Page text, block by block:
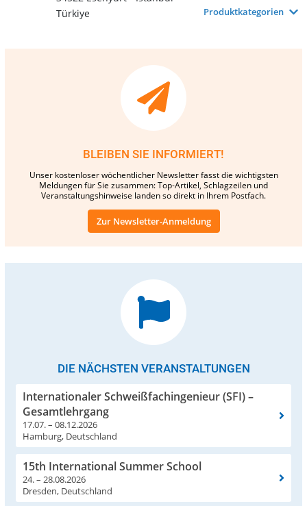
Türkiye
Produktkategorien
BLEIBEN SIE INFORMIERT!
Unser kostenloser wöchentlicher Newsletter fasst die wichtigsten
Meldungen für Sie zusammen: Top-Artikel, Schlagzeilen und
Veranstaltungshinweise landen so direkt in Ihrem Postfach.
Zur Newsletter-Anmeldung
DIE NÄCHSTEN VERANSTALTUNGEN
Internationaler Schweißfachingenieur (SFI) –
Gesamtlehrgang
17.07. – 08.12.2026
Hamburg, Deutschland
15th International Summer School
24. – 28.08.2026
Dresden, Deutschland